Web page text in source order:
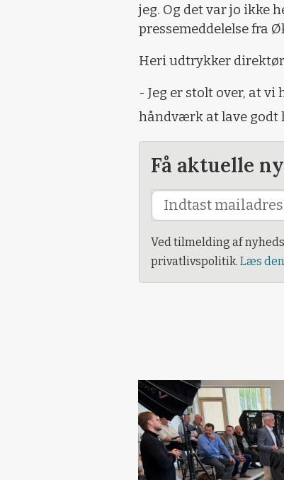
jeg. Og det var jo ikke
pressemeddelelse fra
Heri udtrykker
- Jeg er stolt over, at
håndværk at lave godt
Få aktuelle
Ved tilmelding af
privatlivspolitik. Læs